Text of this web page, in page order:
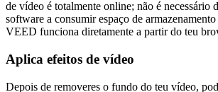
de vídeo é totalmente online; não é necessário
software a consumir espaço de
VEED funciona diretamente a partir do teu
Aplica efeitos de vídeo
Depois de removeres o fundo do teu vídeo,